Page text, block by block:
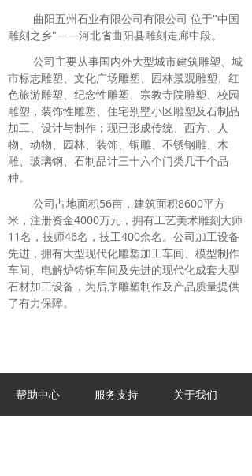
曲阳五州石业有限公司有限公司 位于"中国
雕刻之乡"——河北省曲阳县雕刻走廊中段。
公司主要从事国内外大型城市建筑雕塑、城
市标志雕塑、文化广场雕塑、园林景观雕塑、红
色旅游雕塑、纪念性雕塑、宗教寺院雕塑、校园
雕塑，装饰性雕塑、住宅别墅小区雕塑及石制品
加工、设计与制作；现已形成传统、西方、人
物、动物、园林、装饰、铜雕、不锈钢雕、木
雕、玻璃钢、石制品计三十六个门类几千个品
种。
公司占地面积56亩，建筑面积8600平方
米，注册资金4000万元，拥有工艺美术雕刻大师
11名，技师46名，技工400余名。公司加工设备
先进，拥有大型现代化雕塑加工车间、模型制作
车间、电解炉铸铜车间及先进的现代化成套大型
石材加工设备，为后序雕塑制作及产品质量提供
了有力保障。
关于我们
服务支持
帮助中心